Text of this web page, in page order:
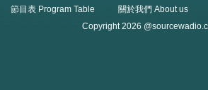
節目表 Program Table
關於我們 About us
Copyright 2026